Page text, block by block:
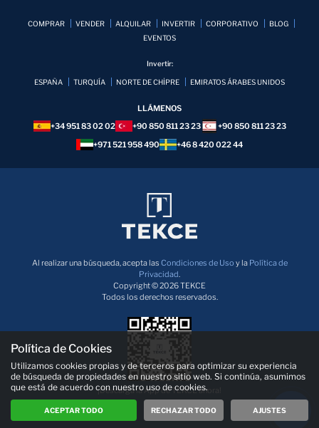
COMPRAR VENDER ALQUILAR INVERTIR CORPORATIVO
BLOG
EVENTOS
Invertir:
ESPAÑA TURQUÍA NORTE DE CHİPRE EMIRATOS ÁRABES UNIDOS
LLÁMENOS
+34 951 83 02 02
+90 850 811 23 23
+90 850 811 23 23
+971 521 958 490
+46 8 420 022 44
Al realizar una búsqueda, acepta las Condiciones de Uso y la Política de
Privacidad.
Copyright © 2026 TEKCE
Todos los derechos reservados.
¡Descarga la App de TEKCE ahora!
Política de Cookies
Utilizamos cookies propias y de terceros para optimizar su experiencia
de búsqueda de propiedades en nuestro sitio web. Si continúa, asumimos
que está de acuerdo con nuestro uso de cookies.
ACEPTAR TODO RECHAZAR TODO AJUSTES